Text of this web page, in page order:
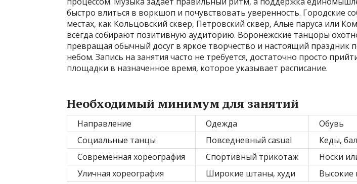
быстро влиться в воркшоп и почувствовать уверенность. Городские
местах‚ как Кольцовский сквер‚ Петровский сквер‚ Алые паруса или
всегда собирают позитивную аудиторию. Воронежские танцоры
превращая обычный досуг в яркое творчество и настоящий праздник
небом. Запись на занятия часто не требуется‚ достаточно просто
площадки в назначенное время‚ которое указывает расписание.
Необходимый минимум для занятий
Направление Одежда
Обувь
Социальные танцы
Повседневный casual
Кеды‚
Современная хореография
Спортивный трикотаж
Носки
Уличная хореография
Широкие штаны‚ худи Высокие